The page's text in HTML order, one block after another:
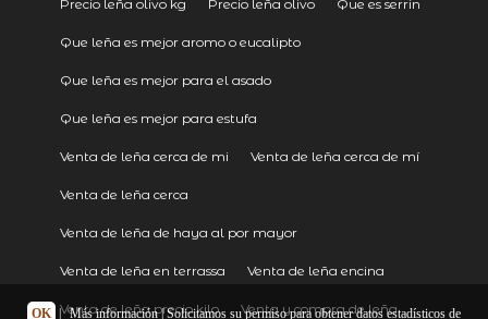
Precio leña olivo kg Precio leña olivo Que es serrin
Que leña es mejor aromo o eucalipto
Que leña es mejor para el asado
Que leña es mejor para estufa
Venta de leña cerca de mi Venta de leña cerca de mí
Venta de leña cerca
Venta de leña de haya al por mayor
Venta de leña en terrassa Venta de leña encina
Venta de leña precio kilo Venta y compra de leña
OK | Más información| Solicitamos su permiso para obtener datos estadísticos de